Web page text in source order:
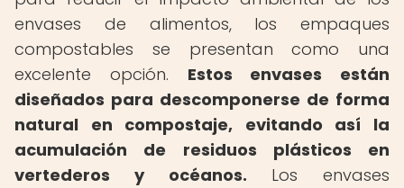
envases de alimentos, los empaques
compostables se presentan como una
excelente opción. Estos envases están
diseñados para descomponerse de forma
natural en compostaje, evitando así la
acumulación de residuos plásticos en
vertederos y océanos. Los envases